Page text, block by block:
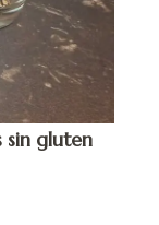
sin gluten